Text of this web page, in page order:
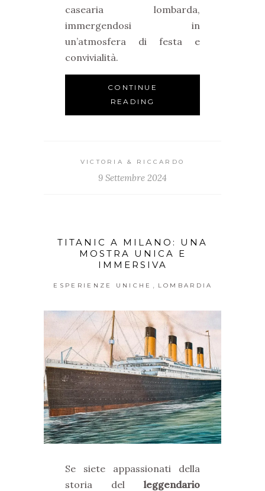
casearia lombarda,
immergendosi in
un’atmosfera di festa e
convivialità.
CONTINUE
READING
VICTORIA & RICCARDO
9 Settembre 2024
TITANIC A MILANO: UNA
MOSTRA UNICA E
IMMERSIVA
ESPERIENZE UNICHE LOMBARDIA
Se siete appassionati della
storia del leggendario